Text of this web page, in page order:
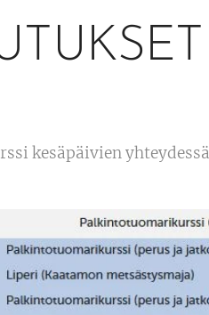
kesäpäivien